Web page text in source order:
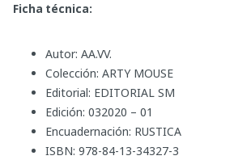
Ficha técnica:
Autor: AA.VV.
Colección: ARTY MOUSE
Editorial: EDITORIAL SM
Edición: 032020 – 01
Encuadernación: RUSTICA
ISBN: 978-84-13-34327-3